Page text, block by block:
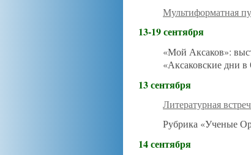
Мультиформатная
13-19 сентября
«Мой Аксаков»:
«Аксаковские дни
13 сентября
Литературная
Рубрика «Ученые
14 сентября